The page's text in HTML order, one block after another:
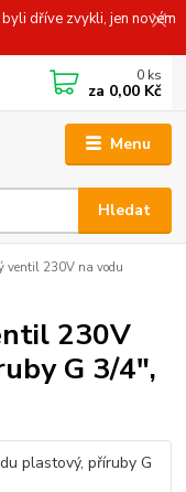
dříve zvykli, jen novém
Menu
Hledat
0 ks
za 0,00 Kč
ventil 230V na vodu
230V
G 3/4",